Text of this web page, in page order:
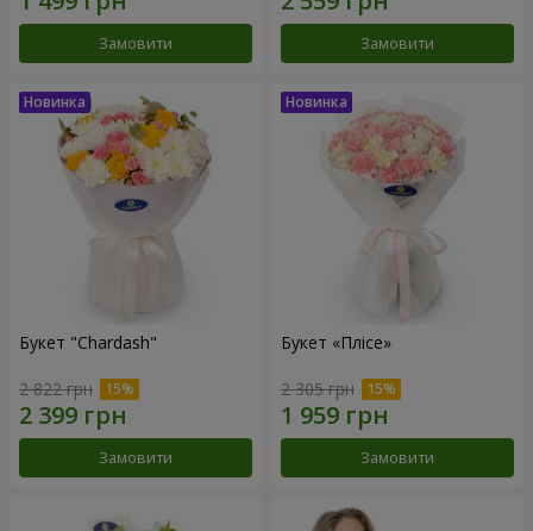
Замовити Замовити
Букет "Chardash"
2 822 грн
Замовити
Букет «Плісе»
2 305 грн
Замовити